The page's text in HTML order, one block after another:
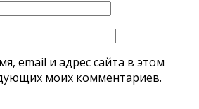
email и адрес сайта в этом
моих комментариев.